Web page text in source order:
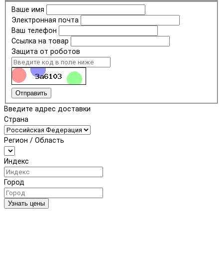
Ваше имя
Электронная почта
Ваш телефон
Ссылка на товар
Защита от роботов
Отправить
Введите адрес доставки
Страна
Регион / Область
Индекс
Город
Узнать цены